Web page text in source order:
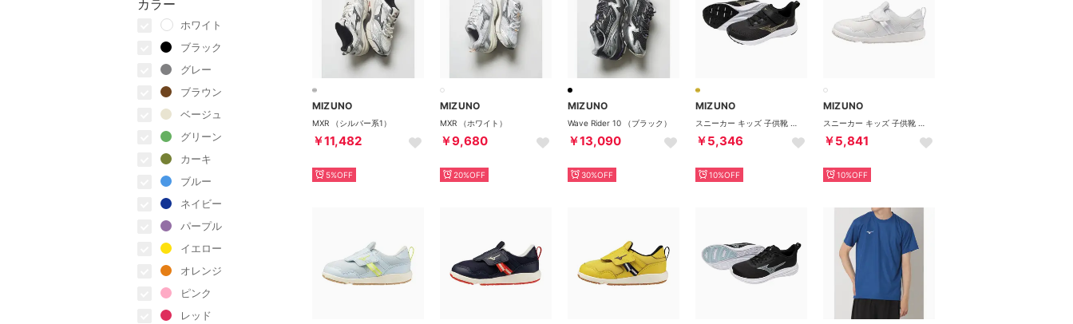
カラー
ホワイト
ブラック
グレー
ブラウン
ベージュ
グリーン
カーキ
ブルー
ネイビー
パープル
イエロー
オレンジ
ピンク
レッド
MIZUNO
MXR （シルバー系1）
￥11,482
5%OFF
MIZUNO
MXR （ホワイト）
￥9,680
20%OFF
MIZUNO
Wave Rider 10 （ブラック）
￥13,090
30%OFF
MIZUNO
￥5,346
10%OFF
MIZUNO
￥5,841
10%OFF